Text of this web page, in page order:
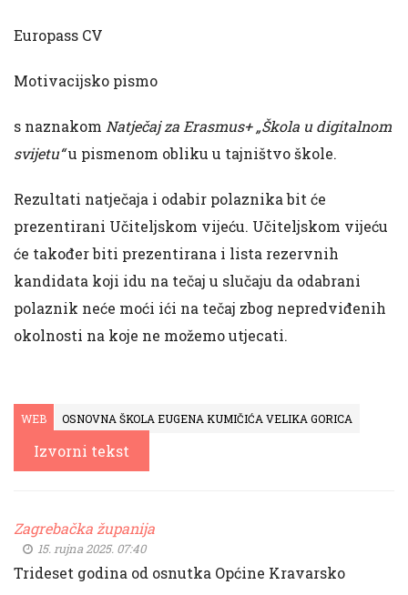
Europass CV
Motivacijsko pismo
s naznakom Natječaj za Erasmus+ „Škola u digitalnom
svijetu“u pismenom obliku u tajništvo škole.
Rezultati natječaja i odabir polaznika bit će
prezentirani Učiteljskom vijeću. Učiteljskom vijeću
će također biti prezentirana i lista rezervnih
kandidata koji idu na tečaj u slučaju da odabrani
polaznik neće moći ići na tečaj zbog nepredviđenih
okolnosti na koje ne možemo utjecati.
WEB OSNOVNA ŠKOLA EUGENA KUMIČIĆA VELIKA GORICA
Izvorni tekst
Zagrebačka županija
15. rujna 2025. 07:40
Trideset godina od osnutka Općine Kravarsko